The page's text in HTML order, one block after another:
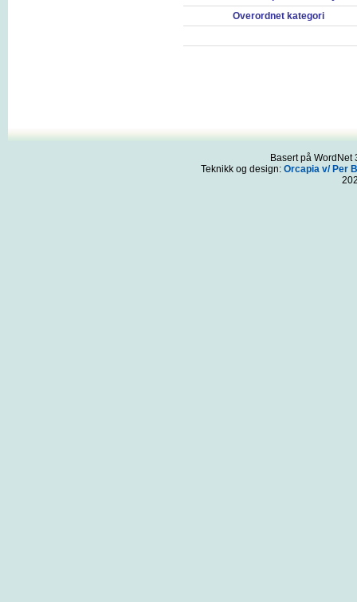
Overordnet kategori
Basert på
Teknikk og design: Orcapia v/ Per